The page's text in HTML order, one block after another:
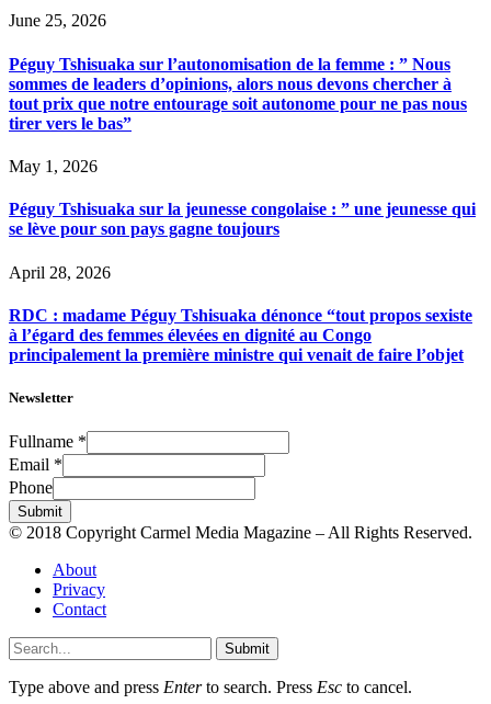
June 25, 2026
Péguy Tshisuaka sur l’autonomisation de la femme : ” Nous
sommes de leaders d’opinions, alors nous devons chercher à
tout prix que notre entourage soit autonome pour ne pas nous
tirer vers le bas”
May 1, 2026
Péguy Tshisuaka sur la jeunesse congolaise : ” une jeunesse qui
se lève pour son pays gagne toujours
April 28, 2026
RDC : madame Péguy Tshisuaka dénonce “tout propos sexiste
à l’égard des femmes élevées en dignité au Congo
principalement la première ministre qui venait de faire l’objet
Newsletter
Fullname *
Email *
Phone
Submit
© 2018 Copyright Carmel Media Magazine – All Rights Reserved.
About
Privacy
Contact
Submit
Type above and press Enterto search. Press Esc to cancel.